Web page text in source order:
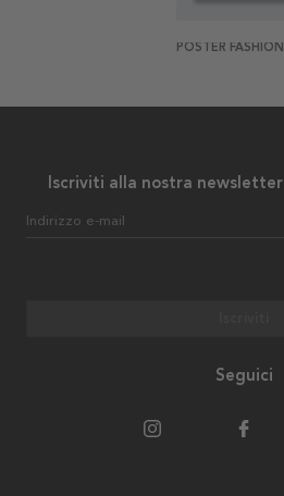
Iscriviti alla nostra newsletter
Indirizzo e-mail
Seguici